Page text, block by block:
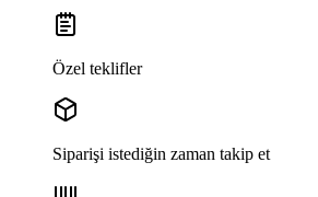
Özel teklifler
Siparişi istediğin zaman takip et